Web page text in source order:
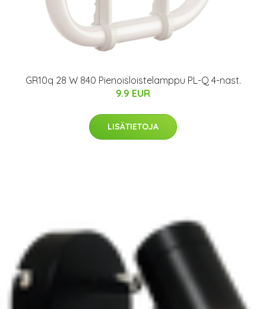
GR10q 28 W 840 Pienoisloistelamppu PL-Q 4-nast.
9.9 EUR
LISÄTIETOJA